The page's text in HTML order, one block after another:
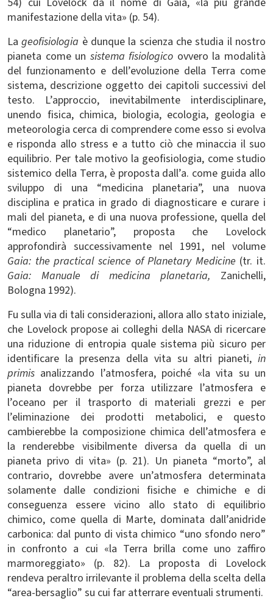
manifestazione della vita» (p. 54).
Lageofisiologia è dunque la scienza che studia il nostro
pianeta come un sistema fisiologico ovvero la modalità
del funzionamento e dell’evoluzione della Terra come
sistema, descrizione oggetto dei capitoli successivi del
testo. L’approccio, inevitabilmente interdisciplinare,
unendo fisica, chimica, biologia, ecologia, geologia e
meteorologia cerca di comprendere come esso si evolva
e risponda allo stress e a tutto ciò che minaccia il suo
equilibrio. Per tale motivo la geofisiologia, come studio
sistemico della Terra, è proposta dall’a. come guida allo
sviluppo di una “medicina planetaria”, una nuova
disciplina e pratica in grado di diagnosticare e curare i
mali del pianeta, e di una nuova professione, quella del
“medico planetario”, proposta che Lovelock
approfondirà successivamente nel 1991, nel volume
Gaia: the practical science of Planetary Medicine (tr. it.
Gaia: Manuale di medicina planetaria, Zanichelli,
Bologna 1992).
Fu sulla via di tali considerazioni, allora allo stato iniziale,
che Lovelock propose ai colleghi della NASA di ricercare
una riduzione di entropia quale sistema più sicuro per
identificare la presenza della vita su altri pianeti, in
primis analizzando l’atmosfera, poiché «la vita su un
pianeta dovrebbe per forza utilizzare l’atmosfera e
l’oceano per il trasporto di materiali grezzi e per
l’eliminazione dei prodotti metabolici, e questo
cambierebbe la composizione chimica dell’atmosfera e
la renderebbe visibilmente diversa da quella di un
pianeta privo di vita» (p. 21). Un pianeta “morto”, al
contrario, dovrebbe avere un’atmosfera determinata
solamente dalle condizioni fisiche e chimiche e di
conseguenza essere vicino allo stato di equilibrio
chimico, come quella di Marte, dominata dall’anidride
carbonica: dal punto di vista chimico “uno sfondo nero”
in confronto a cui «la Terra brilla come uno zaffiro
marmoreggiato» (p. 82). La proposta di Lovelock
rendeva peraltro irrilevante il problema della scelta della
“area-bersaglio” su cui far atterrare eventuali strumenti.